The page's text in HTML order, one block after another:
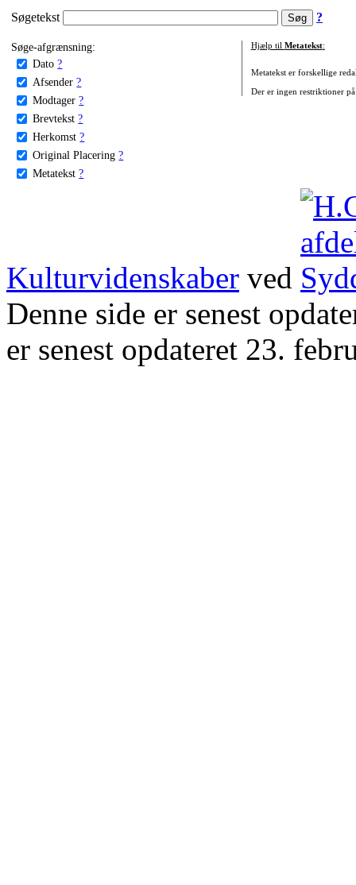
Søgetekst ?
Søge-afgrænsning:
Dato ?
Afsender ?
Modtager ?
Brevtekst ?
Herkomst ?
Original Placering ?
Metatekst ?
Hjælp til Metatekst:
Metatekst er forskellige
Der er ingen restriktioner
Kulturvidenskaber ved
Denne side er senest
er senest opdateret 23.